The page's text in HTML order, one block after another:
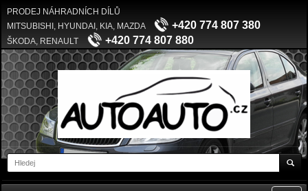
PRODEJ NÁHRADNÍCH DÍLŮ
MITSUBISHI, HYUNDAI, KIA, MAZDA
+420 774 807 380
ŠKODA, RENAULT +420 774 807 880